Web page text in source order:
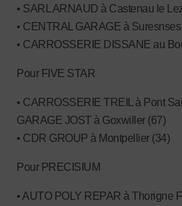
• SARL ARNAUD à Castenau le
• CENTRAL GARAGE à Suresnses
• CARROSSERIE DISSANE au
Pour FIVE STAR
• CARROSSERIE TREIL à Pont
GARAGE JOST à Goxwiller (67)
• CDR GROUP à Montpellier (34)
Pour PRECISIUM
• AUTO POLY REPAR à Thorigne